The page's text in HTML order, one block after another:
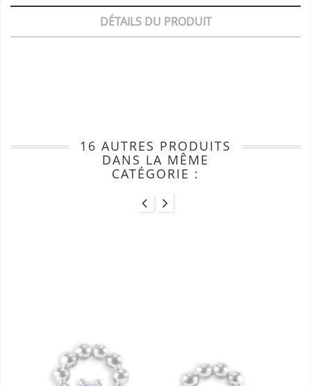
DÉTAILS DU PRODUIT
16 AUTRES PRODUITS
DANS LA MÊME
CATÉGORIE :